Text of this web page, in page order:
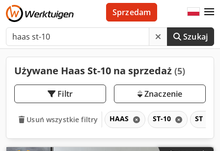
Szukaj
Sprzedam
Używane Haas St-10 na sprzedaż (5)
Filtr Znaczenie
Usuń wszystkie filtry HAAS ST-10 ST